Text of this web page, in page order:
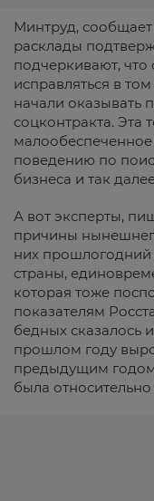
Минтруд, сообщает
расклады
подчеркивают, что
исправляться в
начали оказывать
соцконтракта. Эта
поведению по
бизнеса и так
А вот эксперты,
причины
них прошлогодний
страны,
которая тоже
показателям
бедных сказалось
прошлом году
предыдущим
была относительно